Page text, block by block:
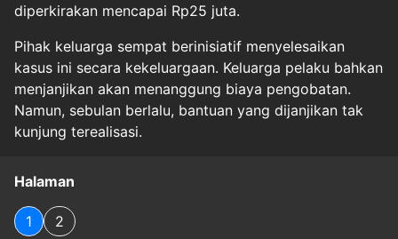
diperkirakan mencapai Rp25 juta.
Pihak keluarga sempat berinisiatif menyelesaikan
kasus ini secara kekeluargaan. Keluarga pelaku bahkan
menjanjikan akan menanggung biaya pengobatan.
Namun, sebulan berlalu, bantuan yang dijanjikan tak
kunjung terealisasi.
Halaman
1 2